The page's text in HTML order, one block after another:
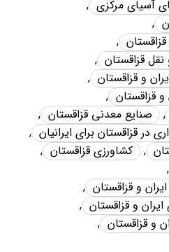
آسیای مرکزی ,
,
,
قزاقستان ,
و قزاقستان ,
قزاقستان ,
, صنایع معدنی قزاقستان ,
در قزاقستان برای ایرانیان ,
, کشاورزی قزاقستان ,
,
و قزاقستان ,
و قزاقستان ,
و قزاقستان ,